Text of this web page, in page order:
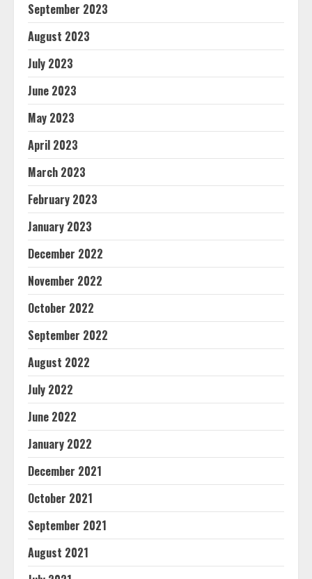
September 2023
August 2023
July 2023
June 2023
May 2023
April 2023
March 2023
February 2023
January 2023
December 2022
November 2022
October 2022
September 2022
August 2022
July 2022
June 2022
January 2022
December 2021
October 2021
September 2021
August 2021